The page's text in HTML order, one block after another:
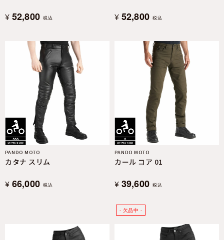
¥ 52,800 税込 ¥ 52,800 税込
PANDO MOTO
カタナ スリム
¥ 66,000 税込
PANDO MOTO
カール コア 01
¥ 39,600 税込